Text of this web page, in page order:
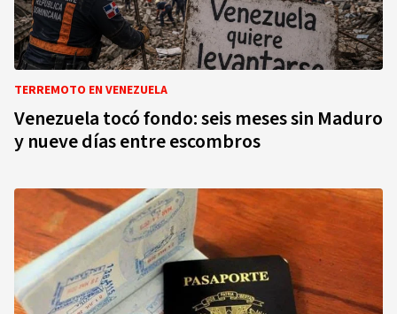
TERREMOTO EN VENEZUELA
Venezuela tocó fondo: seis meses sin Maduro
y nueve días entre escombros